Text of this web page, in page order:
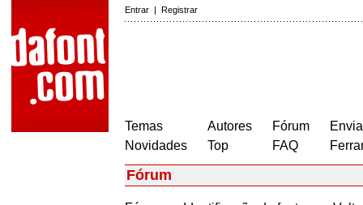
Entrar | Registrar
Temas
Novidades
Autores
Top
Fórum
FAQ
Fórum